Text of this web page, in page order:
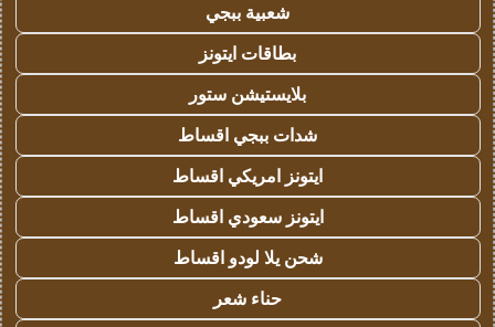
شعبية ببجي
بطاقات ايتونز
بلايستيشن ستور
شدات ببجي اقساط
ايتونز امريكي اقساط
ايتونز سعودي اقساط
شحن يلا لودو اقساط
حناء شعر